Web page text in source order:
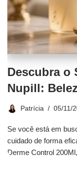
Descubra o
Nupill:
Patrícia 05/11/
Se você está em
cuidado de forma
Derme Control